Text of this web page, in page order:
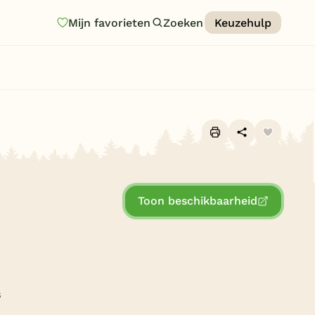
Mijn favorieten Zoeken Keuzehulp
Toon beschikbaarheid